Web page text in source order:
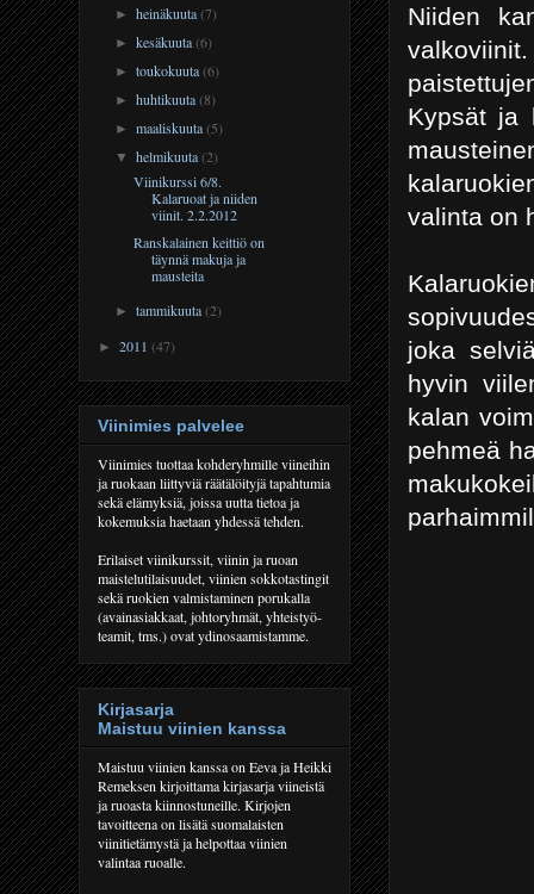
Niiden
Kypsät ja
valinta on
joka
hyvin
kalan
pehmeä
►heinäkuuta(7)
►kesäkuuta(6)
►toukokuuta(6)
►huhtikuuta(8)
►maaliskuuta(5)
▼helmikuuta(2)
Viinikurssi 6/8.
Kalaruoat ja niiden
viinit. 2.2.2012
Ranskalainen keittiö on
täynnä makuja ja
mausteita
►tammikuuta(2)
► 2011 (47)
Viinimies palvelee
Viinimies tuottaa kohderyhmille viineihin
ja ruokaan liittyviä räätälöityjä tapahtumia
sekä elämyksiä, joissa uutta tietoa ja
kokemuksia haetaan yhdessä tehden.
Erilaiset viinikurssit, viinin ja ruoan
maistelutilaisuudet, viinien sokkotastingit
sekä ruokien valmistaminen porukalla
(avainasiakkaat, johtoryhmät, yhteistyö-
teamit, tms.) ovat ydinosaamistamme.
Kirjasarja
Maistuu viinien kanssa
Maistuu viinien kanssa on Eeva ja Heikki
Remeksen kirjoittama kirjasarja viineistä
ja ruoasta kiinnostuneille. Kirjojen
tavoitteena on lisätä suomalaisten
viinitietämystä ja helpottaa viinien
valintaa ruoalle.